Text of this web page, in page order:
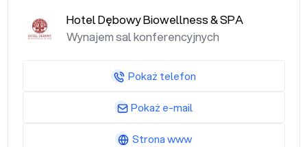
Hotel Dębowy Biowellness & SPA
Wynajem sal konferencyjnych
Pokaż telefon
Pokaż e-mail
Strona www